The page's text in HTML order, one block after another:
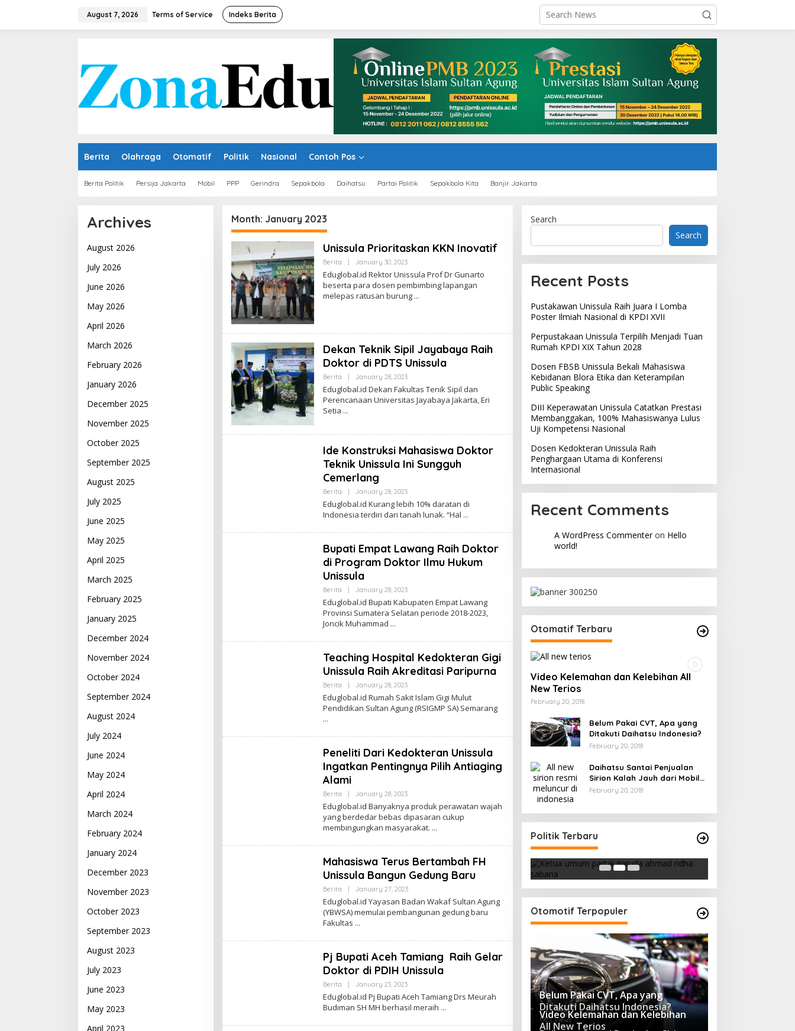
August 7, 2026 Terms of Service Indeks Berita
Berita Olahraga Otomatif Politik Nasional Contoh Pos
Berita Politik Persija Jakarta Mobil PPP Gerindra Sepakbola Daihatsu Partai Politik Sepakbola Kita Banjir Jakarta
Archives
August 2026
July 2026
June 2026
May 2026
April 2026
March 2026
February 2026
January 2026
December 2025
November 2025
October 2025
September 2025
August 2025
July 2025
June 2025
May 2025
April 2025
March 2025
February 2025
January 2025
December 2024
November 2024
October 2024
September 2024
August 2024
July 2024
June 2024
May 2024
April 2024
March 2024
February 2024
January 2024
December 2023
November 2023
October 2023
September 2023
August 2023
July 2023
June 2023
May 2023
April 2023
Month: January 2023
Unissula Prioritaskan KKN Inovatif
Berita January 30, 2023By
Edu
Eduglobal.id Rektor Unissula Prof Dr Gunarto
beserta para dosen pembimbing lapangan
melepas ratusan burung
Dekan Teknik Sipil Jayabaya Raih
Doktor di PDTS Unissula
Berita January 28, 2023By
Edu
Eduglobal.id Dekan Fakultas Tenik Sipil dan
Perencanaan Universitas Jayabaya Jakarta, Eri
Setia
Ide Konstruksi Mahasiswa Doktor
Teknik Unissula Ini Sungguh
Cemerlang
Berita January 28, 2023By
Edu
Eduglobal.id Kurang lebih 10% daratan di
Indonesia terdiri dari tanah lunak. “Hal
Bupati Empat Lawang Raih Doktor
di Program Doktor Ilmu Hukum
Unissula
Berita January 28, 2023By
Edu
Eduglobal.id Bupati Kabupaten Empat Lawang
Provinsi Sumatera Selatan periode 2018-2023,
Joncik Muhammad
Teaching Hospital Kedokteran Gigi
Unissula Raih Akreditasi Paripurna
Berita January 28, 2023By
Edu
Eduglobal.id Rumah Sakit Islam Gigi Mulut
Pendidikan Sultan Agung (RSIGMP SA) Semarang
Peneliti Dari Kedokteran Unissula
Ingatkan Pentingnya Pilih Antiaging
Alami
Berita January 28, 2023By
Edu
Eduglobal.id Banyaknya produk perawatan wajah
yang berdedar bebas dipasaran cukup
membingungkan masyarakat.
Mahasiswa Terus Bertambah FH
Unissula Bangun Gedung Baru
Berita January 27, 2023By
Edu
Eduglobal.id Yayasan Badan Wakaf Sultan Agung
(YBWSA) memulai pembangunan gedung baru
Fakultas
Pj Bupati Aceh Tamiang Raih Gelar
Doktor di PDIH Unissula
Berita January 23, 2023By
Edu
Eduglobal.id Pj Bupati Aceh Tamiang Drs Meurah
Budiman SH MH berhasil meraih
Search
Search
Recent Posts
Pustakawan Unissula Raih Juara I Lomba
Poster Ilmiah Nasional di KPDI XVII
Perpustakaan Unissula Terpilih Menjadi Tuan
Rumah KPDI XIX Tahun 2028
Dosen FBSB Unissula Bekali Mahasiswa
Kebidanan Blora Etika dan Keterampilan
Public Speaking
DIII Keperawatan Unissula Catatkan Prestasi
Membanggakan, 100% Mahasiswanya Lulus
Uji Kompetensi Nasional
Dosen Kedokteran Unissula Raih
Penghargaan Utama di Konferensi
Internasional
Recent Comments
A WordPress Commenteron Hello
world!
Otomatif Terbaru
Video Kelemahan dan Kelebihan All
New Terios
February 20, 2018
Belum Pakai CVT, Apa yang
Ditakuti Daihatsu Indonesia?
February 20, 2018
Daihatsu Santai Penjualan
Sirion Kalah Jauh dari Mobil
LCGC
February 20, 2018
Politik Terbaru
Jagatara Indonesia Siap
Mengawal Kepemimpinan Mas Dar
Sudaryono sebagai Kepala Badan
Gizi Nasional
In Berita, Politik
Ini Dia Hubungan Partai Garuda
dengan Gerindra
Otomotif Terpopuler
Belum Pakai CVT, Apa yang
Ditakuti Daihatsu Indonesia?
1922 Views
Video Kelemahan dan Kelebihan
All New Terios